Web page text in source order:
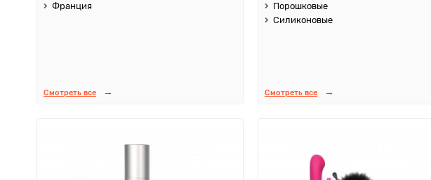
Франция
Смотреть все
Порошковые
Силиконовые
Смотреть все